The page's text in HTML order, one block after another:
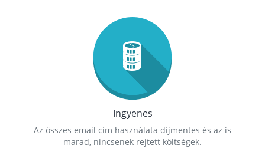
Ingyenes
Az összes email cím használata díjmentes és az is
marad, nincsenek rejtett költségek.